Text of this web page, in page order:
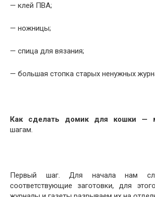
— клей ПВА;
— ножницы;
— спица для вязания;
— большая стопка старых ненужных
Как сделать домик для кошки —
шагам.
Первый шаг. Для начала нам
соответствующие заготовки, для